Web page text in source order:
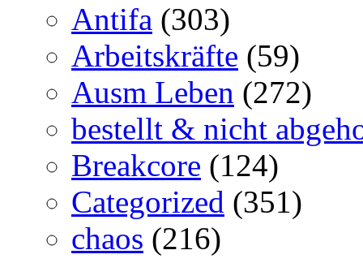
Antifa (303)
Arbeitskräfte (59)
Ausm Leben (272)
bestellt & nicht
Breakcore (124)
Categorized (351)
chaos (216)